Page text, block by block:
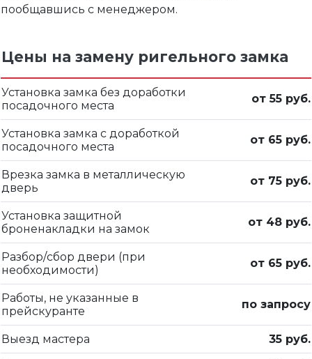
пообщавшись с менеджером.
Цены на замену ригельного замка
Установка замка без доработки
посадочного места
от 55 руб.
Установка замка с доработкой
посадочного места
от 65 руб.
Врезка замка в металлическую
дверь
от 75 руб.
Установка защитной
броненакладки на замок
от 48 руб.
Разбор/сбор двери (при
необходимости)
от 65 руб.
Работы, не указанные в
прейскуранте
по запросу
Выезд мастера 35 руб.